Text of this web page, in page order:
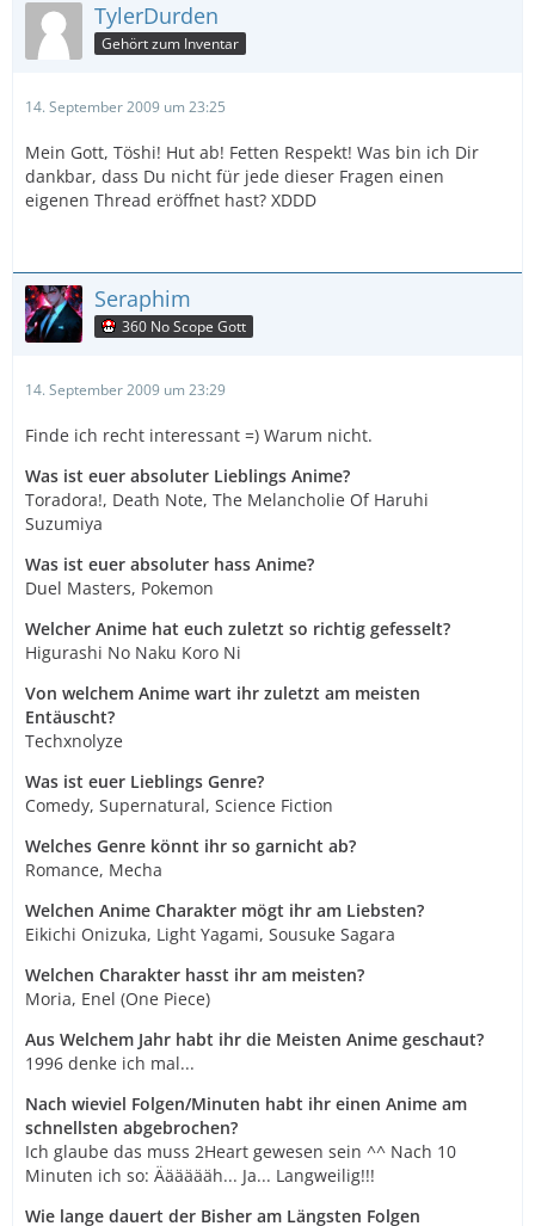
TylerDurden
Gehört zum Inventar
14. September 2009 um 23:25
Mein Gott, Töshi! Hut ab! Fetten Respekt! Was bin ich Dir
dankbar, dass Du nicht für jede dieser Fragen einen
eigenen Thread eröffnet hast? XDDD
Seraphim
360 No Scope Gott
14. September 2009 um 23:29
Finde ich recht interessant =) Warum nicht.
Was ist euer absoluter Lieblings Anime?
Toradora!, Death Note, The Melancholie Of Haruhi
Suzumiya
Was ist euer absoluter hass Anime?
Duel Masters, Pokemon
Welcher Anime hat euch zuletzt so richtig gefesselt?
Higurashi No Naku Koro Ni
Von welchem Anime wart ihr zuletzt am meisten
Entäuscht?
Techxnolyze
Was ist euer Lieblings Genre?
Comedy, Supernatural, Science Fiction
Welches Genre könnt ihr so garnicht ab?
Romance, Mecha
Welchen Anime Charakter mögt ihr am Liebsten?
Eikichi Onizuka, Light Yagami, Sousuke Sagara
Welchen Charakter hasst ihr am meisten?
Moria, Enel (One Piece)
Aus Welchem Jahr habt ihr die Meisten Anime geschaut?
1996 denke ich mal...
Nach wieviel Folgen/Minuten habt ihr einen Anime am
schnellsten abgebrochen?
Ich glaube das muss 2Heart gewesen sein ^^ Nach 10
Minuten ich so: Ääääääh... Ja... Langweilig!!!
Wie lange dauert der Bisher am Längsten Folgen